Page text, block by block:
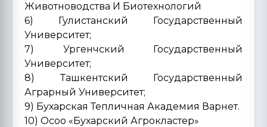
Животноводства И Биотехнологий
6) Гулистанский Государственный
Университет;
7) Ургенчский Государственный
Университет;
8) Ташкентский Государственный
Аграрный Университет;
9) Бухарская Тепличная Академия Варнет.
10) Осоо «Бухарский Агрокластер»